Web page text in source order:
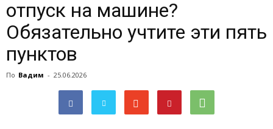
отпуск на машине?
Обязательно учтите эти пять
пунктов
По Вадим - 25.06.2026